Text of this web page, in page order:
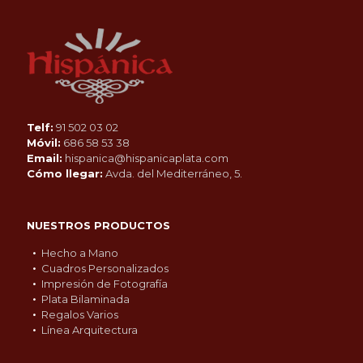
Telf: 91 502 03 02
Móvil: 686 58 53 38
Email: hispanica@hispanicaplata.com
Cómo llegar: Avda. del Mediterráneo, 5.
NUESTROS PRODUCTOS
Hecho a Mano
Cuadros Personalizados
Impresión de Fotografía
Plata Bilaminada
Regalos Varios
Línea Arquitectura